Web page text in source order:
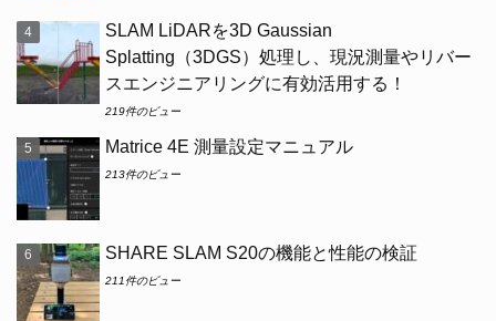
SLAM LiDARを3D Gaussian
Splatting（3DGS）処理し、現況測量やリバー
スエンジニアリングに有効活用する！
219件のビュー
Matrice 4E 測量設定マニュアル
213件のビュー
SHARE SLAM S20の機能と性能の検証
211件のビュー